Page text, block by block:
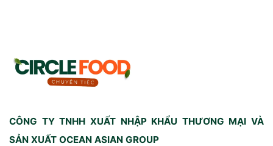
CÔNG TY TNHH XUẤT NHẬP KHẨU THƯƠNG MẠI VÀ
SẢN XUẤT OCEAN ASIAN GROUP